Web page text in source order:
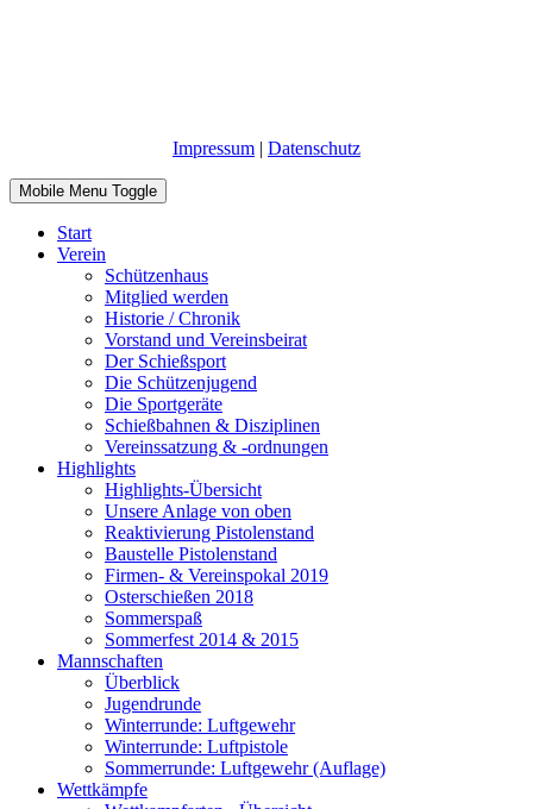
Impressum | Datenschutz
Mobile Menu Toggle
Start
Verein
Schützenhaus
Mitglied werden
Historie / Chronik
Vorstand und Vereinsbeirat
Der Schießsport
Die Schützenjugend
Die Sportgeräte
Schießbahnen & Disziplinen
Vereinssatzung & -ordnungen
Highlights
Highlights-Übersicht
Unsere Anlage von oben
Reaktivierung Pistolenstand
Baustelle Pistolenstand
Firmen- & Vereinspokal 2019
Osterschießen 2018
Sommerspaß
Sommerfest 2014 & 2015
Mannschaften
Überblick
Jugendrunde
Winterrunde: Luftgewehr
Winterrunde: Luftpistole
Sommerrunde: Luftgewehr (Auflage)
Wettkämpfe